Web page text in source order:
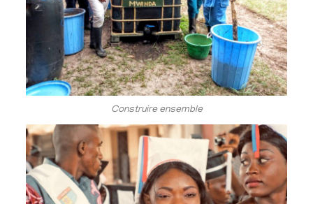
Construire ensemble